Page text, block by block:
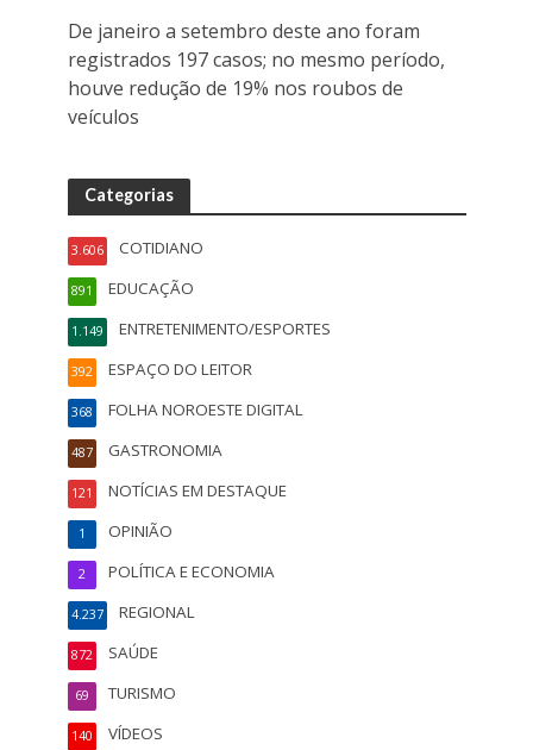
De janeiro a setembro deste ano foram
registrados 197 casos; no mesmo período,
houve redução de 19% nos roubos de
veículos
Categorias
COTIDIANO
3.606
EDUCAÇÃO
891
ENTRETENIMENTO/ESPORTES
1.149
ESPAÇO DO LEITOR
392
FOLHA NOROESTE DIGITAL
368
GASTRONOMIA
487
NOTÍCIAS EM DESTAQUE
121
OPINIÃO
1
POLÍTICA E ECONOMIA
2
REGIONAL
4.237
SAÚDE
872
TURISMO
69
VÍDEOS
140